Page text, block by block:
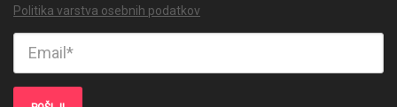
Politika varstva osebnih podatkov